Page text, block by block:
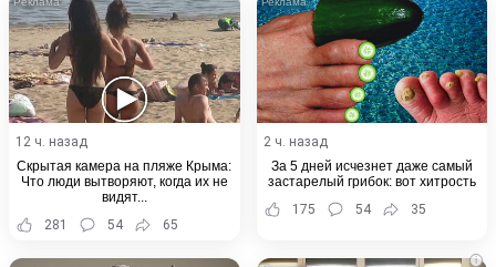
12 ч. назад
Скрытая камера на пляже Крыма:
Что люди вытворяют, когда их не
видят...
281
54 65
2 ч. назад
За 5 дней исчезнет даже самый
застарелый грибок: вот хитрость
175
54 35
i